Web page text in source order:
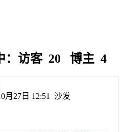
：访客 20 博主 4
月27日 12:51 沙发